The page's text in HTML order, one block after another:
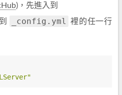
)，先進入到
_config.yml
裡的任一行